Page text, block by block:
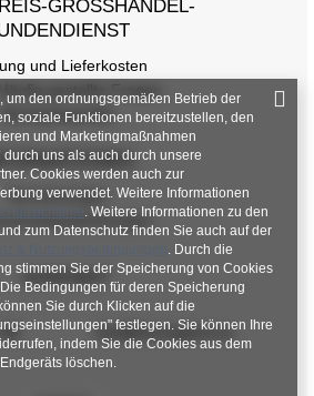
102
81
51
GROSSHANDEL-K
und Lieferkosten
gestellte Fragen
Rückgabepolitik
Verordnungen
KONTAKT
hurt@factoryprice.eu
um den ordnungsgemäßen Betrieb der
soziale Funktionen bereitzustellen, den
und Marketingmaßnahmen
uns als auch durch unsere
Cookies werden auch zur
verwendet. Weitere Informationen
. Weitere Informationen zu den
zum Datenschutz finden Sie auch auf der
. Durch die
stimmen Sie der Speicherung von Cookies
Bedingungen für deren Speicherung
Sie durch Klicken auf die
festlegen. Sie können Ihre
indem Sie die Cookies aus dem
löschen.